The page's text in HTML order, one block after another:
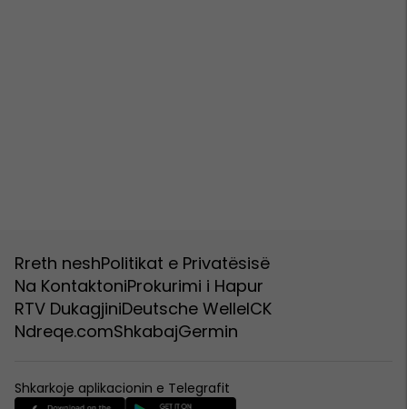
Rreth neshPolitikat e Privatësisë
Na KontaktoniProkurimi i Hapur
RTV DukagjiniDeutsche WelleICK
Ndreqe.comShkabajGermin
Shkarkoje aplikacionin e Telegrafit